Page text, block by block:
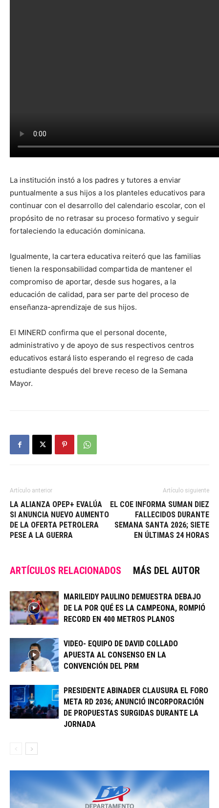
La institución instó a los padres y tutores a enviar
puntualmente a sus hijos a los planteles educativos para
continuar con el desarrollo del calendario escolar, con el
propósito de no retrasar su proceso formativo y seguir
fortaleciendo la educación dominicana.
Igualmente, la cartera educativa reiteró que las familias
tienen la responsabilidad compartida de mantener el
compromiso de aportar, desde sus hogares, a la
educación de calidad, para ser parte del proceso de
enseñanza-aprendizaje de sus hijos.
El MINERD confirma que el personal docente,
administrativo y de apoyo de sus respectivos centros
educativos estará listo esperando el regreso de cada
estudiante después del breve receso de la Semana
Mayor.
Artículo anterior
LA ALIANZA OPEP+ EVALÚA
SI ANUNCIA NUEVO AUMENTO
DE LA OFERTA PETROLERA
PESE A LA GUERRA
Artículo siguiente
EL COE INFORMA SUMAN DIEZ
FALLECIDOS DURANTE
SEMANA SANTA 2026; SIETE
EN ÚLTIMAS 24 HORAS
ARTÍCULOS RELACIONADOS MÁS DEL AUTOR
MARILEIDY PAULINO DEMUESTRA DEBAJO
DE LA POR QUÉ ES LA CAMPEONA, ROMPIÓ
RECORD EN 400 METROS PLANOS
VIDEO- EQUIPO DE DAVID COLLADO
APUESTA AL CONSENSO EN LA
CONVENCIÓN DEL PRM
PRESIDENTE ABINADER CLAUSURA EL FORO
META RD 2036; ANUNCIÓ INCORPORACIÓN
DE PROPUESTAS SURGIDAS DURANTE LA
JORNADA